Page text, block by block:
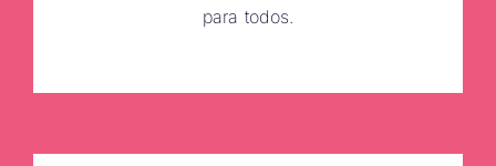
para todos.